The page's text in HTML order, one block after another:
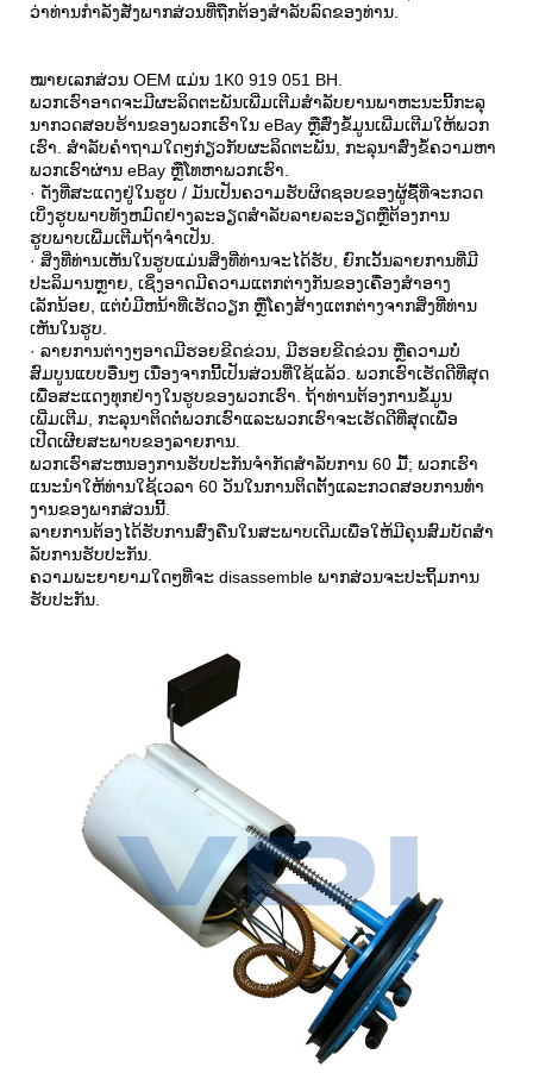
ວ່າ​ທ່ານ​ກໍາ​ລັງ​ສັ່ງ​ພາກ​ສ່ວນ​ທີ່​ຖືກ​ຕ້ອງ​ສໍາ​ລັບ​ລົດ​ຂອງ​ທ່ານ​.
ໝາຍເລກສ່ວນ OEM ແມ່ນ 1K0 919 051 BH.
ພວກ​ເຮົາ​ອາດ​ຈະ​ມີ​ຜະ​ລິດ​ຕະ​ພັນ​ເພີ່ມ​ເຕີມ​ສໍາ​ລັບ​ຍານ​ພາ​ຫະ​ນະ​ນີ້​ກະ​ລຸ​
ນາ​ກວດ​ສອບ​ຮ້ານ​ຂອງ​ພວກ​ເຮົາ​ໃນ eBay ຫຼື​ສົ່ງ​ຂໍ້​ມູນ​ເພີ່ມ​ເຕີມ​ໃຫ້​ພວກ​
ເຮົາ​. ສໍາລັບຄໍາຖາມໃດໆກ່ຽວກັບຜະລິດຕະພັນ, ກະລຸນາສົ່ງຂໍ້ຄວາມຫາ
ພວກເຮົາຜ່ານ eBay ຫຼືໂທຫາພວກເຮົາ.
· ດັ່ງທີ່ສະແດງຢູ່ໃນຮູບ / ມັນເປັນຄວາມຮັບຜິດຊອບຂອງຜູ້ຊື້ທີ່ຈະກວດ
ເບິ່ງຮູບພາບທັງຫມົດຢ່າງລະອຽດສໍາລັບລາຍລະອຽດຫຼືຕ້ອງການ
ຮູບພາບເພີ່ມເຕີມຖ້າຈໍາເປັນ.
· ສິ່ງທີ່ທ່ານເຫັນໃນຮູບແມ່ນສິ່ງທີ່ທ່ານຈະໄດ້ຮັບ, ຍົກເວັ້ນລາຍການທີ່ມີ
ປະລິມານຫຼາຍ, ເຊິ່ງອາດມີຄວາມແຕກຕ່າງກັນຂອງເຄື່ອງສໍາອາງ
ເລັກນ້ອຍ, ແຕ່ບໍ່ມີຫນ້າທີ່ເຮັດວຽກ ຫຼືໂຄງສ້າງແຕກຕ່າງຈາກສິ່ງທີ່ທ່ານ
ເຫັນໃນຮູບ.
· ລາຍການຕ່າງໆອາດມີຮອຍຂີດຂ່ວນ, ມີຮອຍຂີດຂ່ວນ ຫຼືຄວາມບໍ່
ສົມບູນແບບອື່ນໆ ເນື່ອງຈາກນີ້ເປັນສ່ວນທີ່ໃຊ້ແລ້ວ. ພວກເຮົາເຮັດດີທີ່ສຸດ
ເພື່ອສະແດງທຸກຢ່າງໃນຮູບຂອງພວກເຮົາ. ຖ້າທ່ານຕ້ອງການຂໍ້ມູນ
ເພີ່ມເຕີມ, ກະລຸນາຕິດຕໍ່ພວກເຮົາແລະພວກເຮົາຈະເຮັດດີທີ່ສຸດເພື່ອ
ເປີດເຜີຍສະພາບຂອງລາຍການ.
ພວກເຮົາສະຫນອງການຮັບປະກັນຈໍາກັດສໍາລັບການ 60 ມື້; ພວກ​ເຮົາ​
ແນະ​ນໍາ​ໃຫ້​ທ່ານ​ໃຊ້​ເວ​ລາ 60 ວັນ​ໃນ​ການ​ຕິດ​ຕັ້ງ​ແລະ​ກວດ​ສອບ​ການ​ທໍາ​
ງານ​ຂອງ​ພາກ​ສ່ວນ​ນີ້​.
ລາຍການຕ້ອງໄດ້ຮັບການສົ່ງຄືນໃນສະພາບເດີມເພື່ອໃຫ້ມີຄຸນສົມບັດສໍາ
ລັບການຮັບປະກັນ.
ຄວາມພະຍາຍາມໃດໆທີ່ຈະ disassemble ພາກສ່ວນຈະປະຖິ້ມການ
ຮັບປະກັນ.